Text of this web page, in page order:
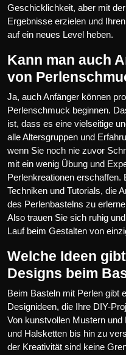
Geschicklichkeit, aber mit
Ergebnisse erzielen und
auf ein neues Level heben.
Kann man auch
von
Ja, auch Anfänger können
Perlenschmuck beginnen.
ist, dass es eine vielseitige
alle Altersgruppen und
wenn Sie noch nie zuvor
mit ein wenig Übung und
Perlenkreationen erschaffen.
Techniken und Tutorials, die
des Perlenbastelns zu
Also trauen Sie sich ruhig
Lauf beim Gestalten von
Welche Ideen
Designs beim
Beim Basteln mit Perlen gibt
Designideen, die Ihre DIY-
Von kunstvollen Mustern
und Halsketten bis hin zu
der Kreativität sind keine